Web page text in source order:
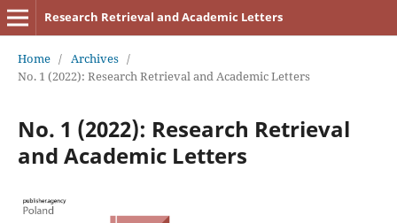
Research Retrieval and Academic Letters
Home / Archives /
No. 1 (2022): Research Retrieval and Academic Letters
No. 1 (2022): Research Retrieval
and Academic Letters